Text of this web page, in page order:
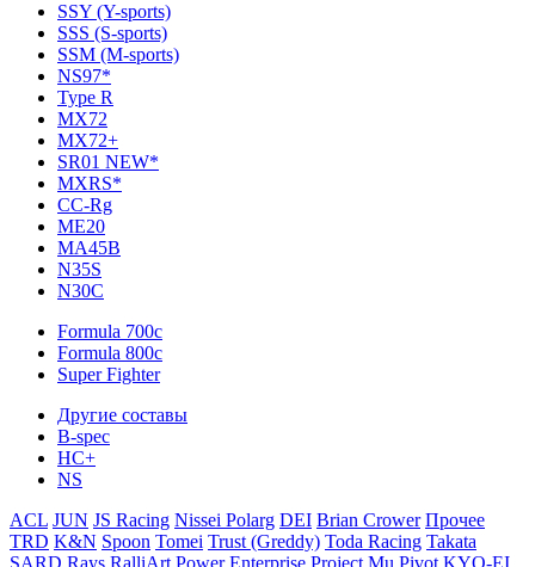
SSY (Y-sports)
SSS (S-sports)
SSM (M-sports)
NS97*
Type R
MX72
MX72+
SR01 NEW*
MXRS*
CC-Rg
ME20
MA45B
N35S
N30C
Formula 700c
Formula 800c
Super Fighter
Другие составы
B-spec
HC+
NS
ACL JUN JS Racing Nissei Polarg DEI Brian Crower Прочее
TRD K&N Spoon Tomei Trust (Greddy) Toda Racing Takata
SARD Rays RalliArt Power Enterprise Project Mu Pivot KYO-EI